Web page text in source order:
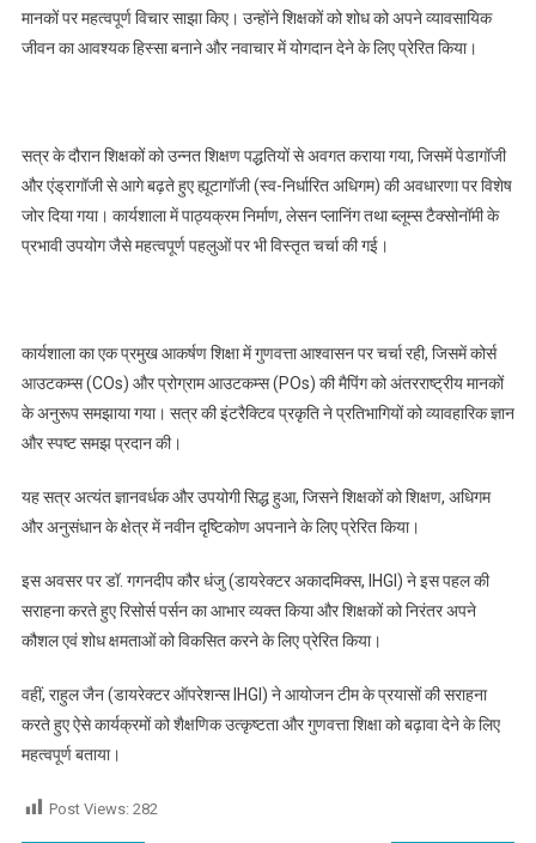
मानकों पर महत्वपूर्ण विचार साझा किए। उन्होंने शिक्षकों को शोध को अपने व्यावसायिक
जीवन का आवश्यक हिस्सा बनाने और नवाचार में योगदान देने के लिए प्रेरित किया।
सत्र के दौरान शिक्षकों को उन्नत शिक्षण पद्धतियों से अवगत कराया गया, जिसमें पेडागॉजी
और एंड्रागॉजी से आगे बढ़ते हुए ह्यूटागॉजी (स्व-निर्धारित अधिगम) की अवधारणा पर विशेष
जोर दिया गया। कार्यशाला में पाठ्यक्रम निर्माण, लेसन प्लानिंग तथा ब्लूम्स टैक्सोनॉमी के
प्रभावी उपयोग जैसे महत्वपूर्ण पहलुओं पर भी विस्तृत चर्चा की गई।
कार्यशाला का एक प्रमुख आकर्षण शिक्षा में गुणवत्ता आश्वासन पर चर्चा रही, जिसमें कोर्स
आउटकम्स (COs) और प्रोग्राम आउटकम्स (POs) की मैपिंग को अंतरराष्ट्रीय मानकों
के अनुरूप समझाया गया। सत्र की इंटरैक्टिव प्रकृति ने प्रतिभागियों को व्यावहारिक ज्ञान
और स्पष्ट समझ प्रदान की।
यह सत्र अत्यंत ज्ञानवर्धक और उपयोगी सिद्ध हुआ, जिसने शिक्षकों को शिक्षण, अधिगम
और अनुसंधान के क्षेत्र में नवीन दृष्टिकोण अपनाने के लिए प्रेरित किया।
इस अवसर पर डॉ. गगनदीप कौर धंजु (डायरेक्टर अकादमिक्स, IHGI) ने इस पहल की
सराहना करते हुए रिसोर्स पर्सन का आभार व्यक्त किया और शिक्षकों को निरंतर अपने
कौशल एवं शोध क्षमताओं को विकसित करने के लिए प्रेरित किया।
वहीं, राहुल जैन (डायरेक्टर ऑपरेशन्स IHGI) ने आयोजन टीम के प्रयासों की सराहना
करते हुए ऐसे कार्यक्रमों को शैक्षणिक उत्कृष्टता और गुणवत्ता शिक्षा को बढ़ावा देने के लिए
महत्वपूर्ण बताया।
Post Views: 282